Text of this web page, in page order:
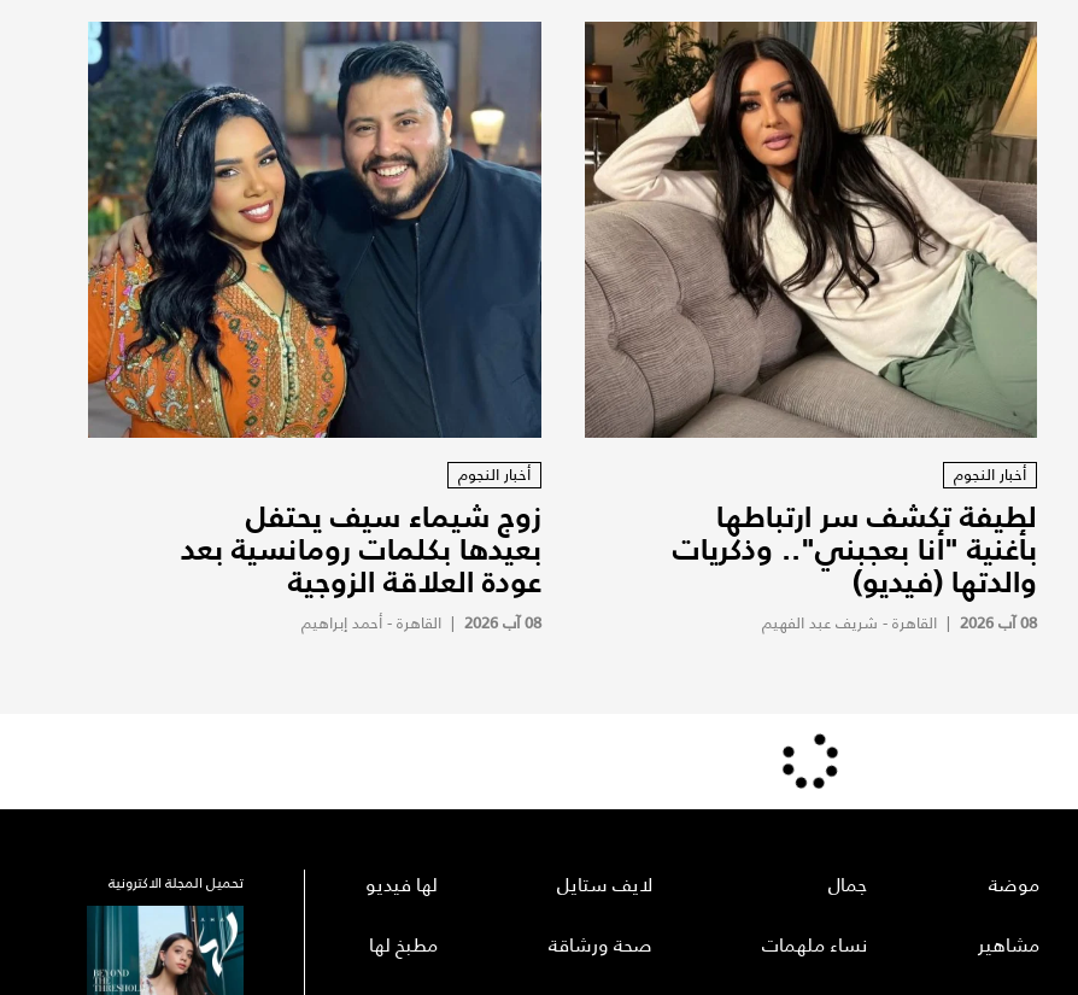
أخبار النجوم
لطيفة تكشف سر ارتباطها
بأغنية "أنا بعجبني".. وذكريات
والدتها (فيديو)
08 آب 2026 | القاهرة - شريف عبد الفهيم
أخبار النجوم
زوج شيماء سيف يحتفل
بعيدها بكلمات رومانسية بعد
عودة العلاقة الزوجية
08 آب 2026 |القاهرة - أحمد إبراهيم
موضة
مشاهير
جمال
نساء ملهمات
لايف ستايل
صحة ورشاقة
لها فيديو
مطبخ لها
تحميل المجلة الاكترونية